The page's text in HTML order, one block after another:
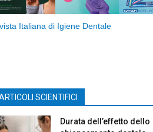
Italiana di Igiene Dentale
SCIENTIFICI
Durata dell’effetto dello